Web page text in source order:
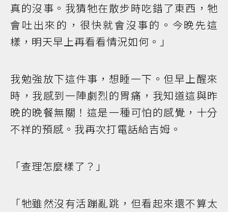
真的沒事。我猜牠在散步時吃錯了東西，牠
會吐出來的，很快就會沒事的。今晚先這
樣，明天早上再看看情況如何。」
我勉強放下這件事，想睡一下。但早上醒來
時，我感到一陣劇烈的胃痛，我知道這與昨
晚的晚餐無關！這是一種可怕的感覺，十分
不祥的預感。我再次打電話給吉姆。
「查理怎麼樣了？」
「牠雖然沒有活蹦亂跳，但看起來還不算太